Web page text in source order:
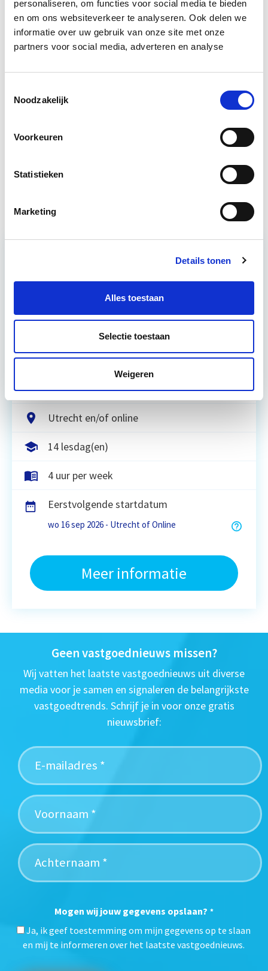
personaliseren, om functies voor social media te bieden
en om ons websiteverkeer te analyseren. Ook delen we
informatie over uw gebruik van onze site met onze
partners voor social media, adverteren en analyse
Noodzakelijk
Voorkeuren
Statistieken
Marketing
Details tonen
Alles toestaan
Selectie toestaan
Weigeren
Bron: cobouw.nl
Boeiend verhaal? Duik dan eens
in deze opleidingen:
MJOP
Start wo 9 sep
Vastgoedrecht & Bouwrecht
onvermijdelijke) incidentele juridische ongelukken
zo goed mogelijk zelf kunt afhandelen. Klassikaal
Lees verder
Utrecht en/of online
14 lesdag(en)
4 uur per week
Eerstvolgende startdatum
wo 16 sep 2026 - Utrecht of Online
Meer informatie
Geen vastgoednieuws missen?
Wij vatten het laatste vastgoednieuws uit diverse
media voor je samen en signaleren de belangrijkste
vastgoedtrends. Schrijf je in voor onze gratis
nieuwsbrief:
Mogen wij jouw gegevens opslaan? *
Ja, ik geef toestemming om mijn gegevens op te slaan
en mij te informeren over het laatste vastgoednieuws.